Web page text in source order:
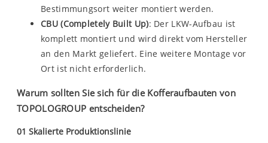
Bestimmungsort weiter montiert werden.
CBU (Completely Built Up): Der LKW-Aufbau ist
komplett montiert und wird direkt vom Hersteller
an den Markt geliefert. Eine weitere Montage vor
Ort ist nicht erforderlich.
Warum sollten Sie sich für die Kofferaufbauten von
TOPOLOGROUP entscheiden?
01 Skalierte Produktionslinie